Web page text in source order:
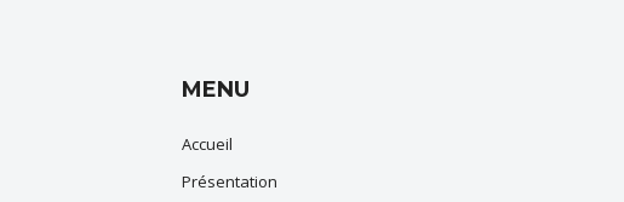
MENU
Accueil
Présentation